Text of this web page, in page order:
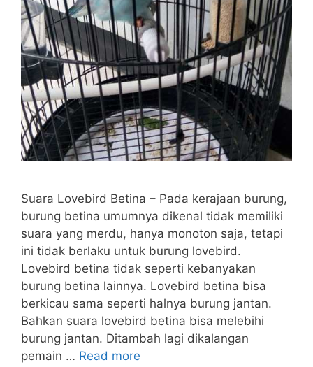
Suara Lovebird Betina – Pada kerajaan burung,
burung betina umumnya dikenal tidak memiliki
suara yang merdu, hanya monoton saja, tetapi
ini tidak berlaku untuk burung lovebird.
Lovebird betina tidak seperti kebanyakan
burung betina lainnya. Lovebird betina bisa
berkicau sama seperti halnya burung jantan.
Bahkan suara lovebird betina bisa melebihi
burung jantan. Ditambah lagi dikalangan
pemain … Read more